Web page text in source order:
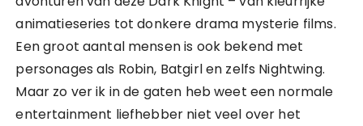
animatieseries tot donkere drama mysterie films.
Een groot aantal mensen is ook bekend met
personages als Robin, Batgirl en zelfs Nightwing.
Maar zo ver ik in de gaten heb weet een normale
entertainment liefhebber niet veel over het